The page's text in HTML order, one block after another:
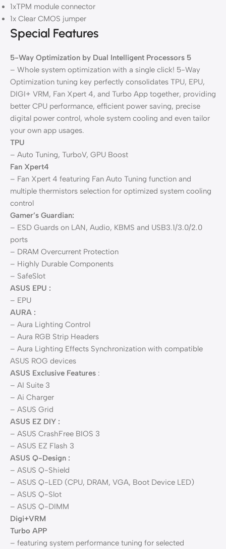
1xTPM module connector
1x Clear CMOS jumper
Special Features
5-Way Optimization by Dual Intelligent Processors 5
– Whole system optimization with a single click! 5-Way
Optimization tuning key perfectly consolidates TPU, EPU,
DIGI+ VRM, Fan Xpert 4, and Turbo App together, providing
better CPU performance, efficient power saving, precise
digital power control, whole system cooling and even tailor
your own app usages.
TPU
– Auto Tuning, TurboV, GPU Boost
Fan Xpert4
– Fan Xpert 4 featuring Fan Auto Tuning function and
multiple thermistors selection for optimized system cooling
control
Gamer’s Guardian:
– ESD Guards on LAN, Audio, KBMS and USB3.1/3.0/2.0
ports
– DRAM Overcurrent Protection
– Highly Durable Components
– SafeSlot
ASUS EPU :
– EPU
AURA :
– Aura Lighting Control
– Aura RGB Strip Headers
– Aura Lighting Effects Synchronization with compatible
ASUS ROG devices
ASUS Exclusive Features :
– AI Suite 3
– Ai Charger
– ASUS Grid
ASUS EZ DIY :
– ASUS CrashFree BIOS 3
– ASUS EZ Flash 3
ASUS Q-Design :
– ASUS Q-Shield
– ASUS Q-LED (CPU, DRAM, VGA, Boot Device LED)
– ASUS Q-Slot
– ASUS Q-DIMM
Digi+VRM
Turbo APP
– featuring system performance tuning for selected